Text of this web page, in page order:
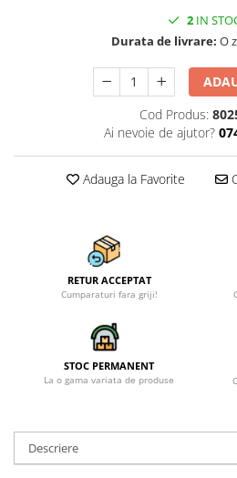
Accesorii pentru faianta, gresie si
Accesorii polizare si slefuire
Accesorii vopsire si tencuire
Materiale electrice
Sarma constructii
Scule, unelte si masini
Sfoara si franghii
Suruburi, dibluri si accesorii
prindere
Lustre si pendule
2 IN
Durata de livrare: O
Cod Produs:
Ai nevoie de ajutor?
Adauga la Favorite
RETUR ACCEPTAT
Cumparaturi fara griji!
STOC PERMANENT
La o gama variata de produse
Descriere